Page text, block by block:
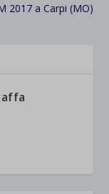
2017 a Carpi (MO)